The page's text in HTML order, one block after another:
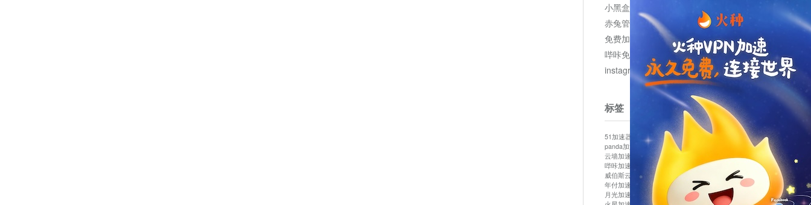
小黑盒加速器加速
赤兔管理平台
免费加速器
哔咔免费加速服务器
instagram网页版登录入口
标签
51加速器 bitznet hidecat i7加速器
kuai500
panda加速器
snap加速器 vp加速器
中信加速器
云墙加速器
云速加速器
哔咔加速器
哔咔哔咔加速器 喵云 回锅肉加速器
威伯斯云
小明加速器 小蓝鸟加速器
布谷vp加速器
年付加速器
心阶云 快连 怎么上外网
易飞加速器
月光加速器
机场加速器 松果云 梯子加速器